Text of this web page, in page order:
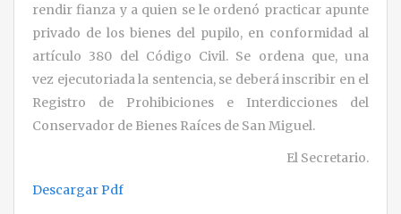
rendir fianza y a quien se le ordenó practicar apunte
privado de los bienes del pupilo, en conformidad al
artículo 380 del Código Civil. Se ordena que, una
vez ejecutoriada la sentencia, se deberá inscribir en el
Registro de Prohibiciones e Interdicciones del
Conservador de Bienes Raíces de San Miguel.
El Secretario.
Descargar Pdf